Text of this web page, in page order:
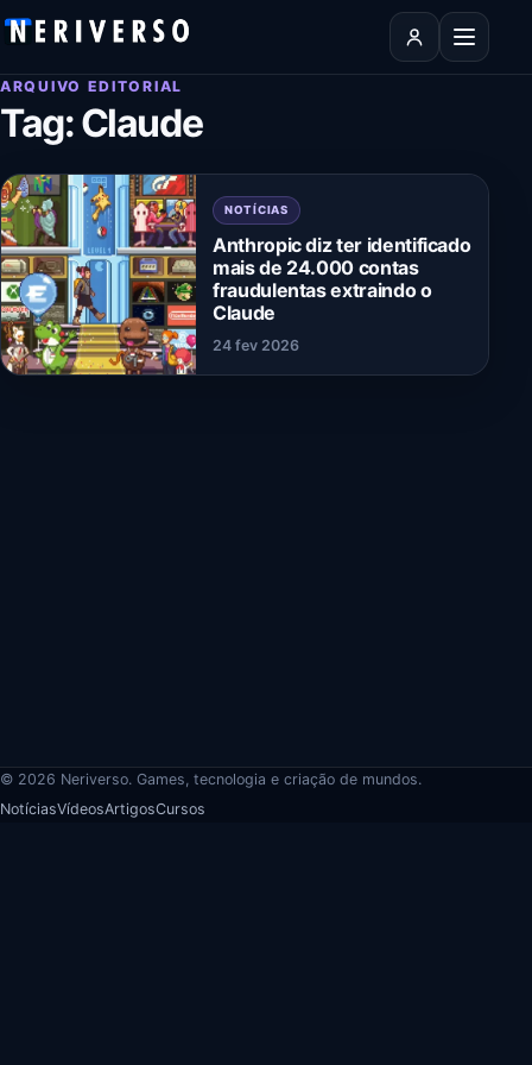
Pular para o conteúdo
Abrir
ARQUIVO EDITORIAL
Tag:Claude
NOTÍCIAS
Anthropic diz ter identificado
mais de 24.000 contas
fraudulentas extraindo o
Claude
24 fev 2026
© 2026 Neriverso. Games, tecnologia e criação de mundos.
NotíciasVídeosArtigosCursos